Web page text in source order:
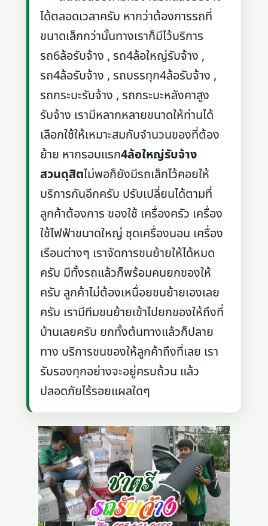
ได้ตลอดเวลาครับ หากว่าต้องการรถที่
ขนาดเล็กกว่านั้นทางเราก็มีไว้บริการ
รถ6ล้อรับจ้าง , รถ4ล้อใหญ่รับจ้าง ,
รถ4ล้อรับจ้าง , รถบรรทุก4ล้อรับจ้าง ,
รถกระบะรับจ้าง , รถกระบะหลังคาสูง
รับจ้าง เรามีหลากหลายขนาดให้ท่านได้
เลือกใช้ให้เหมาะสมกับจำนวนของที่ต้อง
ย้าย หากรอบแรก4ล้อใหญ่รับจ้าง
สวนดุสิตไม่พอก็ยังมีรถเล็กไว้คอยให้
บริการกันอีกครับ ปรับเปลี่ยนได้ตามที่
ลูกค้าต้องการ ของใช้ เครื่องครัว เครื่อง
ใช้ไฟฟ้าขนาดใหญ่ ชุดเครื่องนอน เครื่อง
เรือนต่างๆ เราจัดการขนย้ายให้ได้หมด
ครับ มีทั้งรถแล้วก็พร้อมคนยกของให้
ครับ ลูกค้าไม่ต้องเหนื่อยขนย้ายเองเลย
ครับ เรามีทีมขนย้ายเข้าไปยกของให้ถึงที่
บ้านเลยครับ ยกทั้งต้นทางแล้วก็ปลาย
ทาง บริการขนของให้ลูกค้าถึงที่เลย เรา
รับรองทุกอย่างจะอยู่ครบถ้วน แล้ว
ปลอดภัยไร้รอยแผลใดๆ